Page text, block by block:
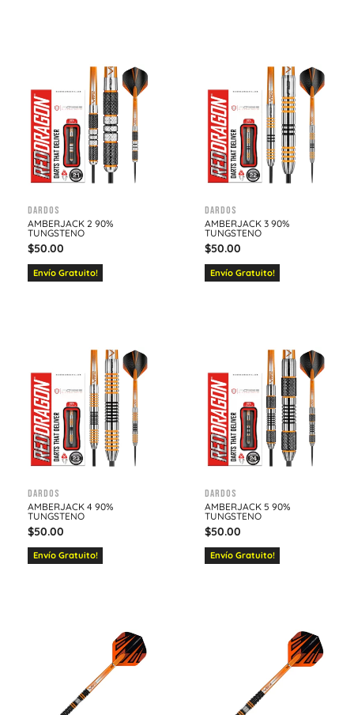
Dardos
AMBERJACK 2 90%
TUNGSTENO
$50.00
Envío Gratuito!
Dardos
AMBERJACK 3 90%
TUNGSTENO
$50.00
Envío Gratuito!
Dardos
AMBERJACK 4 90%
TUNGSTENO
$50.00
Envío Gratuito!
Dardos
AMBERJACK 5 90%
TUNGSTENO
$50.00
Envío Gratuito!